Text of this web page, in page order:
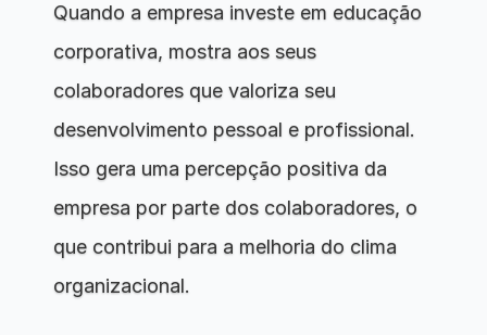
Quando a empresa investe em educação
corporativa, mostra aos seus
colaboradores que valoriza seu
desenvolvimento pessoal e profissional.
Isso gera uma percepção positiva da
empresa por parte dos colaboradores, o
que contribui para a melhoria do clima
organizacional.